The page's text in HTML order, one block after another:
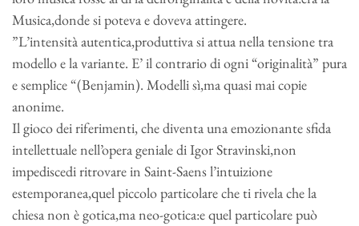
Musica,donde si poteva e doveva attingere.
”L’intensità autentica,produttiva si attua nella tensione tra
modello e la variante. E’ il contrario di ogni “originalità” pura
e semplice “(Benjamin). Modelli sì,ma quasi mai copie
anonime.
Il gioco dei riferimenti, che diventa una emozionante sfida
intellettuale nell’opera geniale di Igor Stravinski,non
impediscedi ritrovare in Saint-Saens l’intuizione
estemporanea,quel piccolo particolare che ti rivela che la
chiesa non è gotica,ma neo-gotica:e quel particolare può